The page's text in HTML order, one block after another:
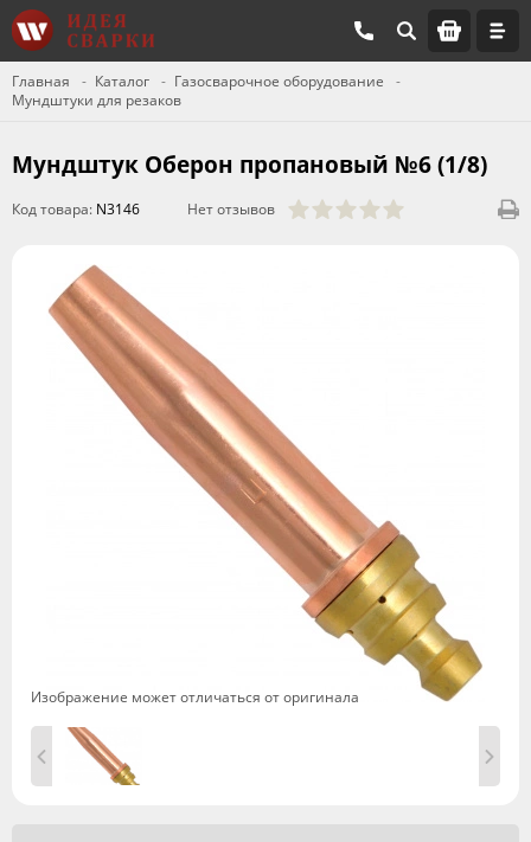
Главная Каталог
Газосварочное оборудование
Мундштуки для резаков
Мундштук Оберон пропановый №6 (1/8)
Код товара: N3146 Нет отзывов
Изображение может отличаться от оригинала